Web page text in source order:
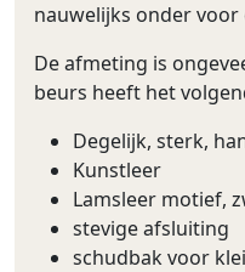
nauwelijks onder voor
De afmeting is
beurs heeft het
Degelijk, sterk,
Kunstleer
Lamsleer motief,
stevige afsluiting
schudbak voor